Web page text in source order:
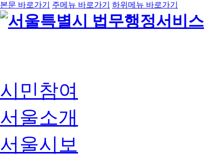
본문 바로가기 주메뉴 바로가기 하위메뉴 바로가기
시민참여
서울소개
서울시보